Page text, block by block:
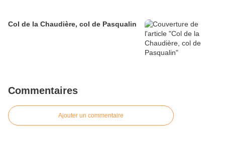
Col de la Chaudière, col de Pasqualin
Commentaires
Ajouter un commentaire